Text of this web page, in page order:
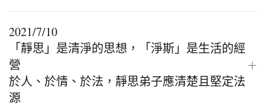
2021/7/10
「靜思」是清淨的思想，「淨斯」是生活的經
營
於人、於情、於法，靜思弟子應清楚且堅定法
源